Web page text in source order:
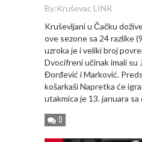
By:Kruševac LINK
Kruševljani u Čačku
ove sezone sa 24 razlike
uzroka je i veliki broj
Dvocifreni učinak imali su
Đorđević i Marković.
košarkaši Napretka će
utakmica je 13. januara
0